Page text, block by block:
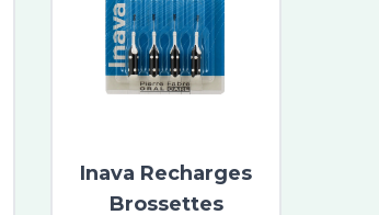
Inava Recharges
Brossettes